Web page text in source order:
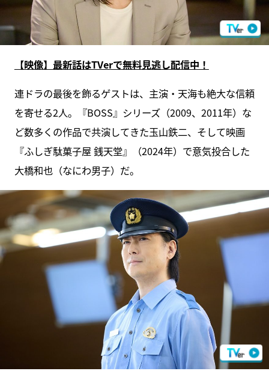
【映像】最新話はTVerで無料見逃し配信中！
連ドラの最後を飾るゲストは、主演・天海も絶大な信頼
を寄せる2人。『BOSS』シリーズ（2009、2011年）な
ど数多くの作品で共演してきた玉山鉄二、そして映画
『ふしぎ駄菓子屋 銭天堂』（2024年）で意気投合した
大橋和也（なにわ男子）だ。